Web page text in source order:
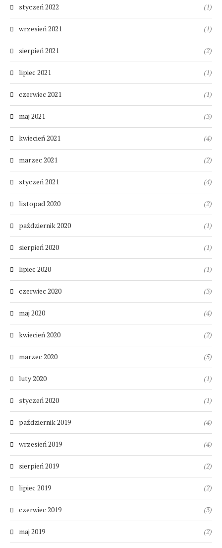
styczeń 2022 (1)
wrzesień 2021 (1)
sierpień 2021 (2)
lipiec 2021 (1)
czerwiec 2021 (1)
maj 2021 (3)
kwiecień 2021 (4)
marzec 2021 (2)
styczeń 2021 (4)
listopad 2020 (2)
październik 2020 (1)
sierpień 2020 (1)
lipiec 2020 (1)
czerwiec 2020 (3)
maj 2020 (4)
kwiecień 2020 (2)
marzec 2020 (5)
luty 2020 (1)
styczeń 2020 (1)
październik 2019 (4)
wrzesień 2019 (4)
sierpień 2019 (2)
lipiec 2019 (2)
czerwiec 2019 (3)
maj 2019 (2)